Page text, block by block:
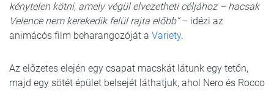
kénytelen kötni, amely végül elvezetheti céljához – hacsak
Velence nem kerekedik felül rajta előbb”– idézi az
animácós film beharangozóját a Variety.
Az előzetes elején egy csapat macskát látunk egy tetőn,
majd egy sötét épület belsejét láthatjuk, ahol Nero és Rocco